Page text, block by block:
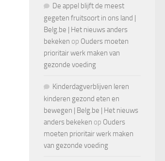
De appel blijft de meest
gegeten fruitsoort in ons land |
Belg.be | Het nieuws anders
bekeken op Ouders moeten
prioritair werk maken van
gezonde voeding
Kinderdagverblijven leren
kinderen gezond eten en
bewegen | Belg.be | Het nieuws
anders bekeken op Ouders
moeten prioritair werk maken
van gezonde voeding